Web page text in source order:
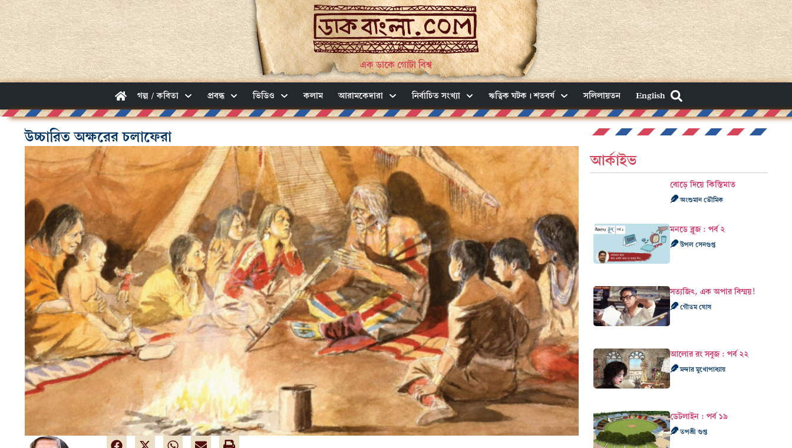
এক ডাকে গোটা বিশ্ব
গল্প / কবিতা প্রবন্ধ ভিডিও কলাম আরামকেদারা নির্বাচিত সংখ্যা ঋত্বিক ঘটক। শতবর্ষ সলিলায়তন English
উচ্চারিত অক্ষরের চলাফেরা
আর্কাইভ
বোড়ে দিয়ে কিস্তিমাত
অংশুমান ভৌমিক
মনডে ব্লুজ : পর্ব ২
উপল সেনগুপ্ত
সত্যজিৎ, এক অপার বিস্ময়!
গৌতম ঘোষ
আলোর রং সবুজ : পর্ব ২২
মন্দার মুখোপাধ্যায়
ডেটলাইন : পর্ব ১৯
তপশ্রী গুপ্ত